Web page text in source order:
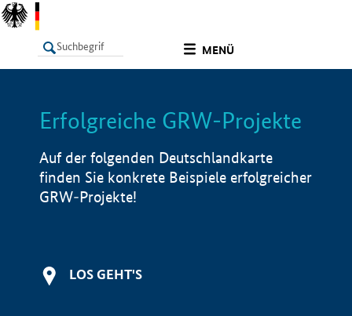
MENÜ
LISTE Info
Erfolgreiche GRW-Projekte
Auf der folgenden Deutschlandkarte
finden Sie konkrete Beispiele erfolgreicher
GRW-Projekte!
LOS GEHT'S